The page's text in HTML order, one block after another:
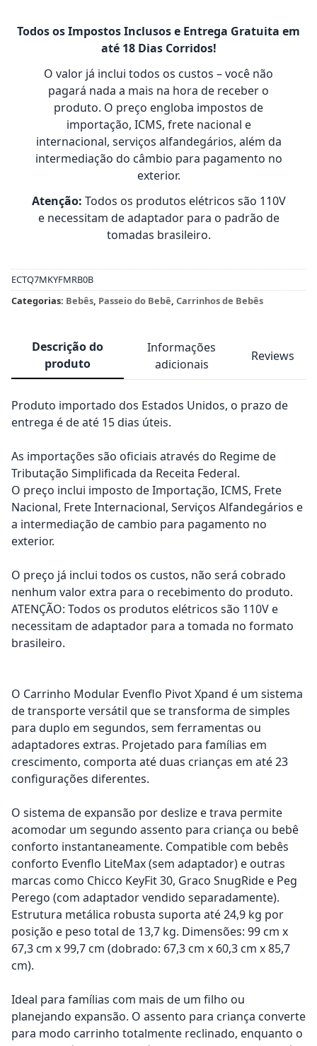
Todos os Impostos Inclusos e Entrega Gratuita em
até 18 Dias Corridos!
O valor já inclui todos os custos – você não
pagará nada a mais na hora de receber o
produto. O preço engloba impostos de
importação, ICMS, frete nacional e
internacional, serviços alfandegários, além da
intermediação do câmbio para pagamento no
exterior.
Atenção: Todos os produtos elétricos são 110V
e necessitam de adaptador para o padrão de
tomadas brasileiro.
ECTQ7MKYFMRB0B
Categorias: Bebês, Passeio do Bebê, Carrinhos de Bebês
Descrição do
produto
Informações
adicionais
Reviews
Produto importado dos Estados Unidos, o prazo de
entrega é de até 15 dias úteis.
As importações são oficiais através do Regime de
Tributação Simplificada da Receita Federal.
O preço inclui imposto de Importação, ICMS, Frete
Nacional, Frete Internacional, Serviços Alfandegários e
a intermediação de cambio para pagamento no
exterior.
O preço já inclui todos os custos, não será cobrado
nenhum valor extra para o recebimento do produto.
ATENÇÃO: Todos os produtos elétricos são 110V e
necessitam de adaptador para a tomada no formato
brasileiro.
O Carrinho Modular Evenflo Pivot Xpand é um sistema
de transporte versátil que se transforma de simples
para duplo em segundos, sem ferramentas ou
adaptadores extras. Projetado para famílias em
crescimento, comporta até duas crianças em até 23
configurações diferentes.
O sistema de expansão por deslize e trava permite
acomodar um segundo assento para criança ou bebê
conforto instantaneamente. Compatible com bebês
conforto Evenflo LiteMax (sem adaptador) e outras
marcas como Chicco KeyFit 30, Graco SnugRide e Peg
Perego (com adaptador vendido separadamente).
Estrutura metálica robusta suporta até 24,9 kg por
posição e peso total de 13,7 kg. Dimensões: 99 cm x
67,3 cm x 99,7 cm (dobrado: 67,3 cm x 60,3 cm x 85,7
cm).
Ideal para famílias com mais de um filho ou
planejando expansão. O assento para criança converte
para modo carrinho totalmente reclinado, enquanto o